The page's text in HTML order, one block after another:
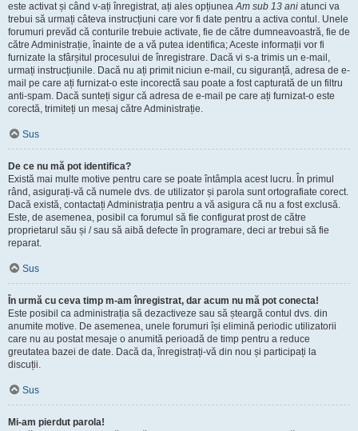
este activat și când v-ați înregistrat, ați ales opțiuneaAm sub 13 ani atunci va
trebui să urmați câteva instrucțiuni care vor fi date pentru a activa contul. Unele
forumuri prevăd că conturile trebuie activate, fie de către dumneavoastră, fie de
către Administrație, înainte de a vă putea identifica; Aceste informații vor fi
furnizate la sfârșitul procesului de înregistrare. Dacă vi s-a trimis un e-mail,
urmați instrucțiunile. Dacă nu ați primit niciun e-mail, cu siguranță, adresa de e-
mail pe care ați furnizat-o este incorectă sau poate a fost capturată de un filtru
anti-spam. Dacă sunteți sigur că adresa de e-mail pe care ați furnizat-o este
corectă, trimiteți un mesaj către Administrație.
Sus
De ce nu mă pot identifica?
Există mai multe motive pentru care se poate întâmpla acest lucru. În primul
rând, asigurați-vă că numele dvs. de utilizator și parola sunt ortografiate corect.
Dacă există, contactați Administrația pentru a vă asigura că nu a fost exclusă.
Este, de asemenea, posibil ca forumul să fie configurat prost de către
proprietarul său și / sau să aibă defecte în programare, deci ar trebui să fie
reparat.
Sus
În urmă cu ceva timp m-am înregistrat, dar acum nu mă pot conecta!
Este posibil ca administrația să dezactiveze sau să șteargă contul dvs. din
anumite motive. De asemenea, unele forumuri își elimină periodic utilizatorii
care nu au postat mesaje o anumită perioadă de timp pentru a reduce
greutatea bazei de date. Dacă da, înregistrați-vă din nou și participați la
discuții.
Sus
Mi-am pierdut parola!